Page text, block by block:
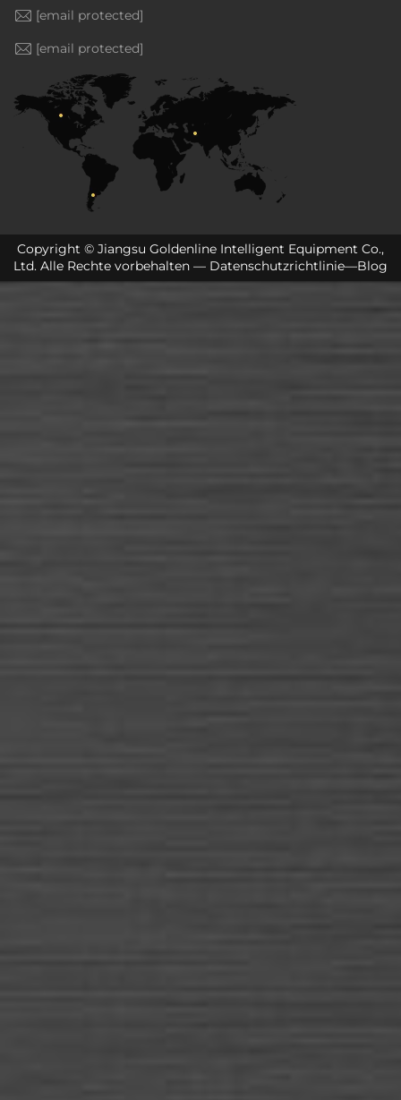
[email protected]
[email protected]
Copyright © Jiangsu Goldenline Intelligent Equipment Co.,
Ltd. Alle Rechte vorbehalten — Datenschutzrichtlinie—Blog